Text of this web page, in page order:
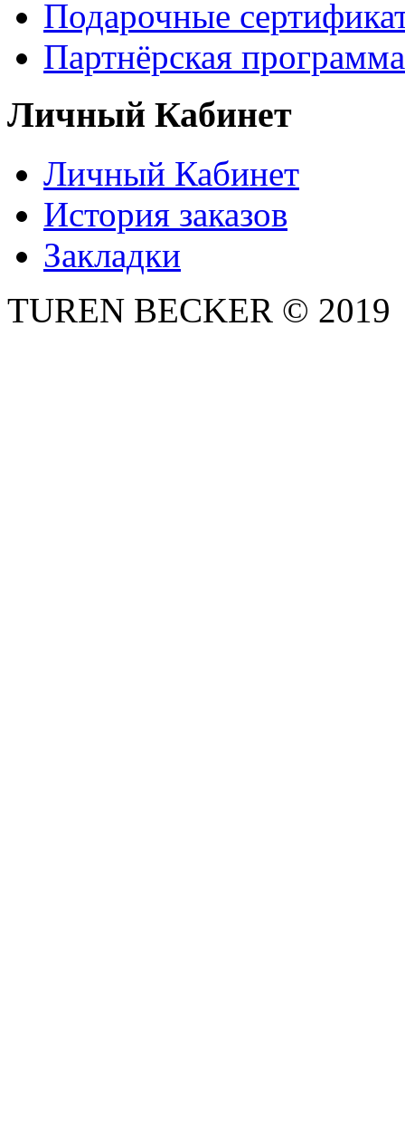
Подарочные
Партнёрская программа
Личный Кабинет
Личный Кабинет
История заказов
Закладки
TUREN BECKER © 2019